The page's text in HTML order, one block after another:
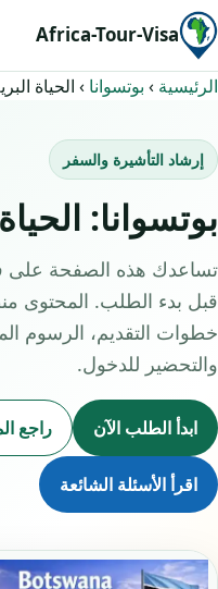
Africa-Tour-Visa
الرئيسية › بوتسوانا › الحياة
إرشاد التأشيرة والسفر
بوتسوانا:
تساعدك هذه الصفحة على
قبل بدء الطلب. المحتوى
خطوات التقديم، الرسوم
والتحضير للدخول.
ابدأ الطلب الآن راجع
اقرأ الأسئلة الشائعة